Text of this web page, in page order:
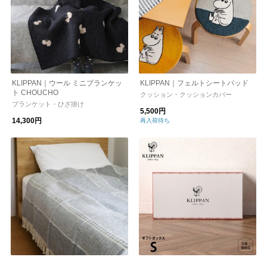
KLIPPAN｜ウール ミニブランケッ
ト CHOUCHO
ブランケット・ひざ掛け
14,300円
KLIPPAN｜フェルトシートパッド
クッション・クッションカバー
5,500円
再入荷待ち